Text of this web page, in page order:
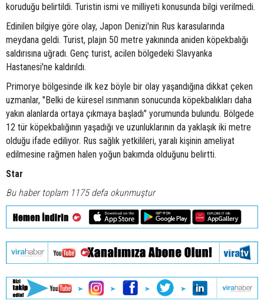
koruduğu belirtildi. Turistin ismi ve milliyeti konusunda bilgi verilmedi.
Edinilen bilgiye göre olay, Japon Denizi'nin Rus karasularında
meydana geldi. Turist, plajın 50 metre yakınında aniden köpekbalığı
saldırısına uğradı. Genç turist, acilen bölgedeki Slavyanka
Hastanesi'ne kaldırıldı.
Primorye bölgesinde ilk kez böyle bir olay yaşandığına dikkat çeken
uzmanlar, "Belki de küresel ısınmanın sonucunda köpekbalıkları daha
yakın alanlarda ortaya çıkmaya başladı" yorumunda bulundu. Bölgede
12 tür köpekbalığının yaşadığı ve uzunluklarının da yaklaşık iki metre
olduğu ifade ediliyor. Rus sağlık yetkilileri, yaralı kişinin ameliyat
edilmesine rağmen halen yoğun bakımda olduğunu belirtti.
Star
Bu haber toplam 1175 defa okunmuştur